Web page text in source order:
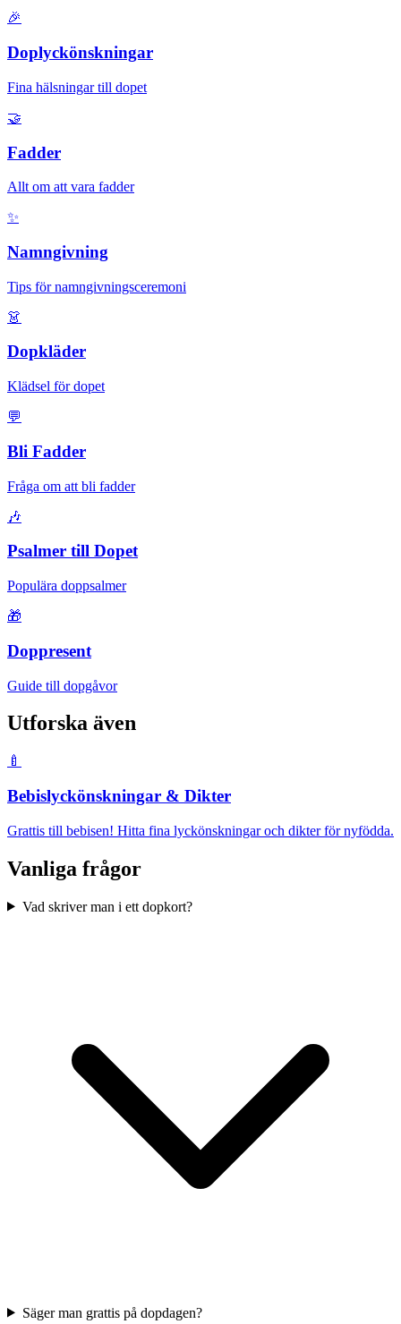
🎉
Doplyckönskningar
Fina hälsningar till dopet
🤝
Fadder
Allt om att vara fadder
✨
Namngivning
Tips för namngivningsceremoni
👗
Dopkläder
Klädsel för dopet
💬
Bli Fadder
Fråga om att bli fadder
🎶
Psalmer till Dopet
Populära doppsalmer
🎁
Doppresent
Guide till dopgåvor
Utforska även
🍼
Bebislyckönskningar & Dikter
Grattis till bebisen! Hitta fina lyckönskningar och dikter för nyfödda.
Vanliga frågor
Vad skriver man i ett dopkort?
Säger man grattis på dopdagen?